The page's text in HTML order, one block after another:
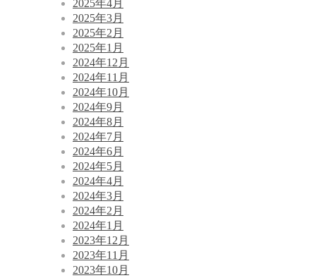
2025年4月
2025年3月
2025年2月
2025年1月
2024年12月
2024年11月
2024年10月
2024年9月
2024年8月
2024年7月
2024年6月
2024年5月
2024年4月
2024年3月
2024年2月
2024年1月
2023年12月
2023年11月
2023年10月